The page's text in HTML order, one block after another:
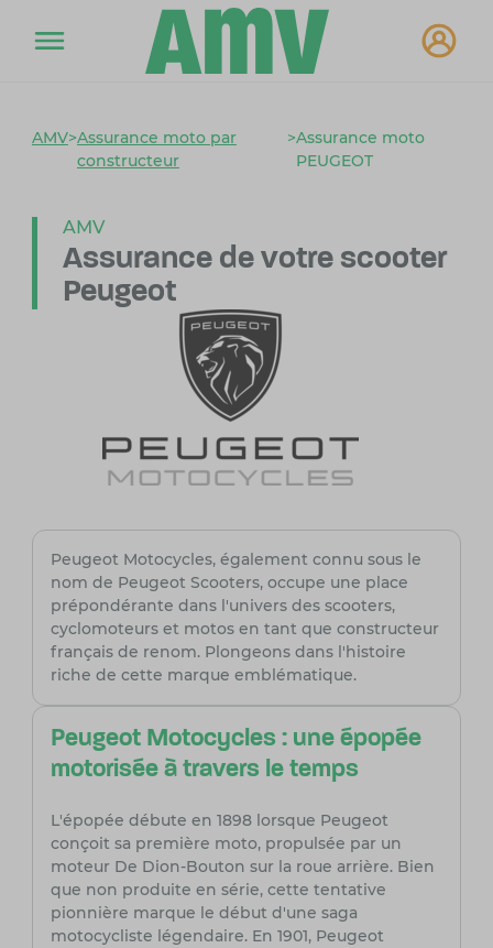
AMV>Assurance moto par
constructeur
>Assurance moto
PEUGEOT
AMV
Assurance de votre scooter
Peugeot
Peugeot Motocycles, également connu sous le
nom de Peugeot Scooters, occupe une place
prépondérante dans l'univers des scooters,
cyclomoteurs et motos en tant que constructeur
français de renom. Plongeons dans l'histoire
riche de cette marque emblématique.
Peugeot Motocycles : une épopée
motorisée à travers le temps
L'épopée débute en 1898 lorsque Peugeot
conçoit sa première moto, propulsée par un
moteur De Dion-Bouton sur la roue arrière. Bien
que non produite en série, cette tentative
pionnière marque le début d'une saga
motocycliste légendaire. En 1901, Peugeot